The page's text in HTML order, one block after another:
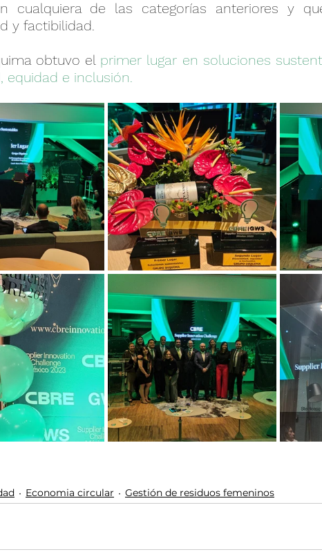
cualquiera de las categorías anteriores y
y factibilidad.
obtuvo el primer lugar en soluciones
equidad e inclusión.
Economia circular Gestión de residuos femeninos